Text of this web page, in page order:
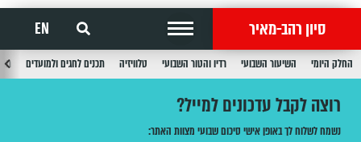
סיון רהב-מאיר EN
החלק היומי השיעור השבועי רדיו והטור השבועי טלוויזיה תכנים לחגים ולמועדים
רוצה לקבל עדכונים למייל?
נשמח לשלוח לך באופן אישי סיכום שבועי מצוות האתר: